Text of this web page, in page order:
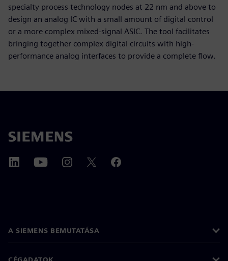
specialty process technology nodes at 22 nm and above to
design an analog IC with a small amount of digital control
or a more complex mixed-signal ASIC. The tool facilitates
bringing together complex digital circuits with high-
performance analog interfaces to provide a complete flow.
A SIEMENS BEMUTATÁSA